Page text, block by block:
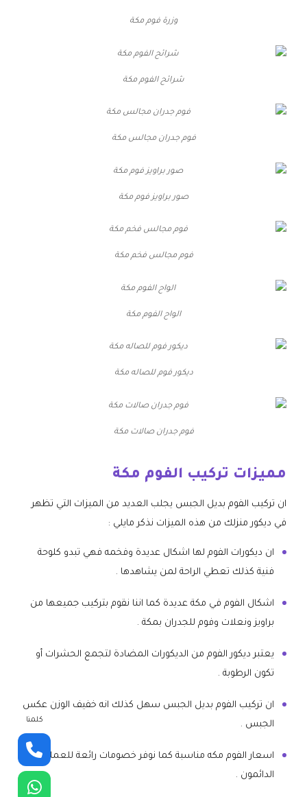
وزرة فوم مكة
شرائح الفوم مكة
فوم جدران مجالس مكة
صور براويز فوم مكة
فوم مجالس فخم مكة
الواح الفوم مكة
ديكور فوم للصاله مكة
فوم جدران صالات مكة
مميزات تركيب الفوم مكة
ان تركيب الفوم بديل الجبس يجلب العديد من الميزات التي تظهر
في ديكور منزلك من هذه الميزات نذكر مايلي :
ان ديكورات الفوم لها اشكال عديدة وفخمه فهي تبدو كلوحة
فنية كذلك تعطي الراحة لمن يشاهدها .
اشكال الفوم في مكة عديدة كما اننا نقوم بتركيب جميعها من
براويز ونعلات وفوم للجدران بمكة .
يعتبر ديكور الفوم من الديكورات المضادة لتجمع الحشرات أو
تكون الرطوبة .
ان تركيب الفوم بديل الجبس سهل كذلك انه خفيف الوزن عكس
الجبس .
اسعار الفوم مكه مناسبة كما نوفر خصومات رائعة للعملاء
الدائمون .
كلمنا